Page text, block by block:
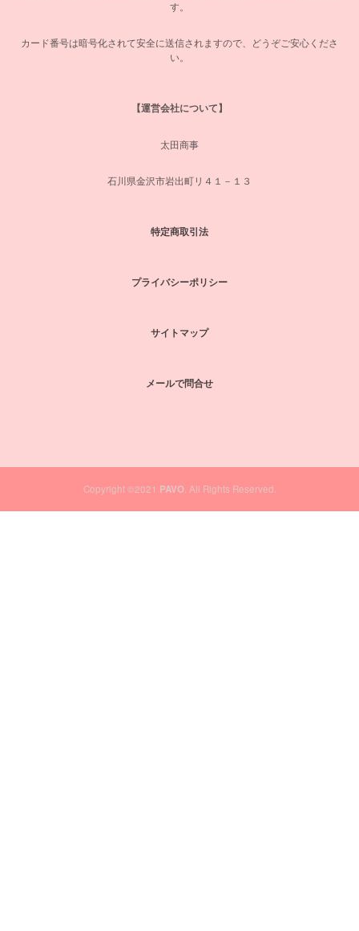
す。
カード番号は暗号化されて安全に送信されますので、どうぞご安心くださ
い。
【運営会社について】
太田商事
石川県金沢市岩出町リ４１－１３
特定商取引法
プライバシーポリシー
サイトマップ
メールで問合せ
Copyright ©2021 PAVO. All Rights Reserved.